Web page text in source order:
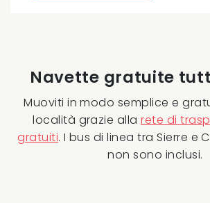
Navette gratuite
Muoviti in modo semplice e
località grazie allarete di
gratuiti. I bus di linea tra Sierre e
non sono inclusi.